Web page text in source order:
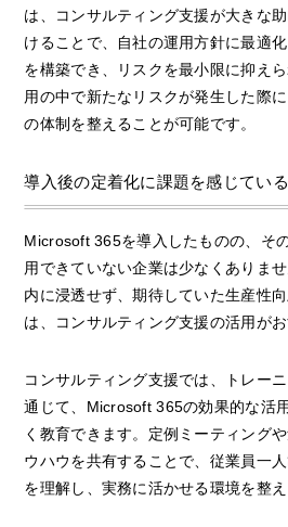
は、コンサルティング支援が大きな
けることで、自社の運用方針に最適
を構築でき、リスクを最小限に抑え
用の中で新たなリスクが発生した際
の体制を整えることが可能です。
導入後の定着化に課題を感じている
Microsoft 365を導入したものの、そ
用できていない企業は少なくありま
内に浸透せず、期待していた生産性
は、コンサルティング支援の活用がお
コンサルティング支援では、トレー
通じて、Microsoft 365の効果的な活
く教育できます。定例ミーティング
ウハウを共有することで、従業員一
を理解し、実務に活かせる環境を整え